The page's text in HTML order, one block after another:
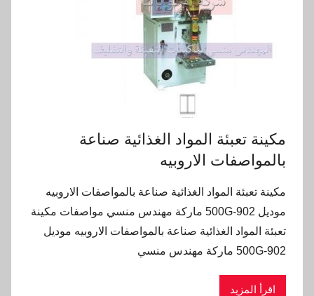
مكينة تعبئة المواد الغذائية صناعة
بالمواصفات الاروبيه
مكينة تعبئة المواد الغذائية صناعة بالمواصفات الاروبيه
موديل 902-500G ماركة مهندس منسي مواصفات مكينة
تعبئة المواد الغذائية صناعة بالمواصفات الاروبيه موديل
902-500G ماركة مهندس منسي
اقرأ المزيد